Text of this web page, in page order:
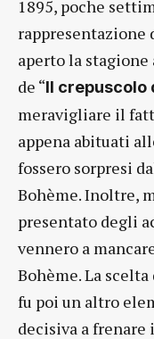
1895, poche
rappresentazione
aperto la
de “Il crepuscolo
meravigliare il
appena abituati
fossero sorpresi
Bohème. Inoltre,
presentato degli
vennero a
Bohème. La
fu poi un altro
decisiva a frenare